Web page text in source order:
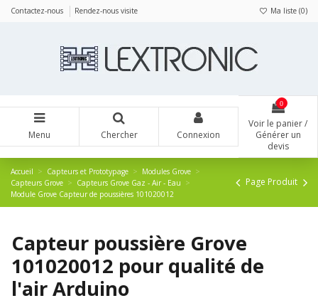
Contactez-nous Rendez-nous visite Ma liste (0)
Menu Chercher Connexion
0
Voir le panier /
Générer un
devis
Accueil Capteurs et Prototypage
Modules Grove
Capteurs Grove
Capteurs Grove Gaz - Air - Eau
Module Grove Capteur de poussières 101020012
Page Produit
Capteur poussière Grove
101020012 pour qualité de
l'air Arduino
Panneau de gestion des cookies